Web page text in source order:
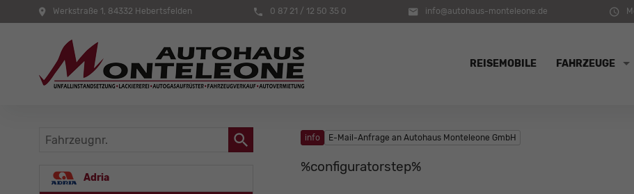
Werkstraße 1, 84332 Hebertsfelden 0 87 21 / 12 50 35 0 info@autohaus-monteleone.de
REISEMOBILE FAHRZEUGE
info E-Mail-Anfrage an Autohaus Monteleone GmbH
%configuratorstep%
Fahrzeugnr.
Adria